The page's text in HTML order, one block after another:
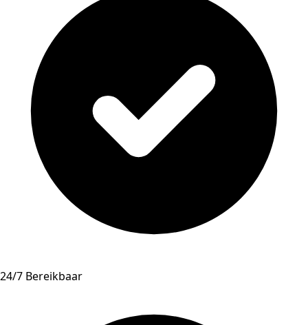
24/7 Bereikbaar